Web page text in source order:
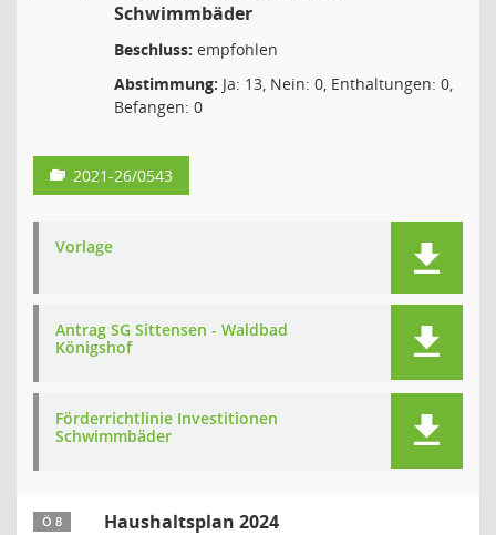
Schwimmbäder
Beschluss: empfohlen
Abstimmung: Ja: 13, Nein: 0, Enthaltungen: 0,
Befangen: 0
2021-26/0543
Vorlage
Antrag SG Sittensen - Waldbad
Königshof
Förderrichtlinie Investitionen
Schwimmbäder
Ö 8 Haushaltsplan 2024